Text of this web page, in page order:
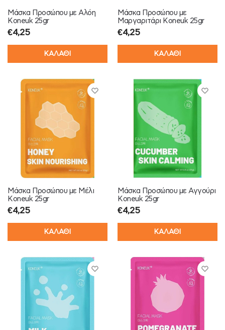
Μάσκα Προσώπου με Αλόη
Koneuk 25gr
€4,25
ΚΑΛΑΘΙ
Μάσκα Προσώπου με
Μαργαριτάρι Koneuk 25gr
€4,25
ΚΑΛΑΘΙ
Μάσκα Προσώπου με Μέλι
Koneuk 25gr
€4,25
ΚΑΛΑΘΙ
Μάσκα Προσώπου με Αγγούρι
Koneuk 25gr
€4,25
ΚΑΛΑΘΙ